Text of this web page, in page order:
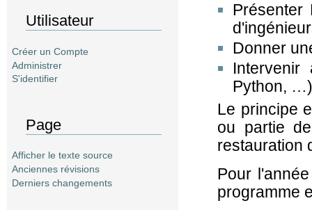
Utilisateur
Créer un Compte
Administrer
S'identifier
Page
Afficher le texte source
Anciennes révisions
Derniers changements
Présenter
Donner
Intervenir
Python, …)
Le principe
ou partie
restauration
Pour
programme